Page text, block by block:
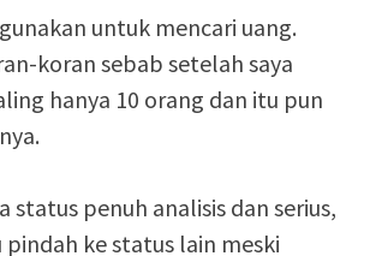
untuk mencari uang.
koran sebab setelah saya
hanya 10 orang dan itu pun
penuh analisis dan serius,
ke status lain meski